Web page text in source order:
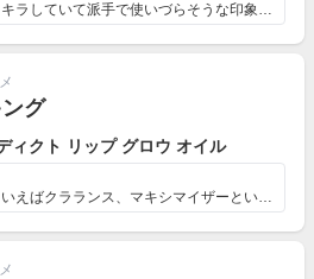
つける前はキラキラしていて派手で使いづらそうな印象です...
グ
ィクト リップ グロウ オイル
リップオイルといえばクラランス、マキシマイザーといえば...